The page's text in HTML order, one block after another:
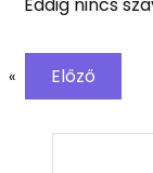
Eddig nincs
« Előző